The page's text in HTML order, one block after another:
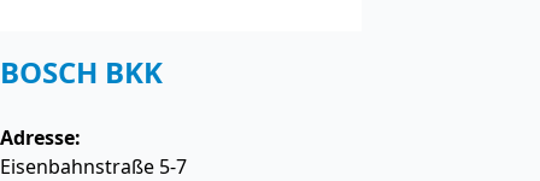
BOSCH BKK
Adresse:
Eisenbahnstraße 5-7